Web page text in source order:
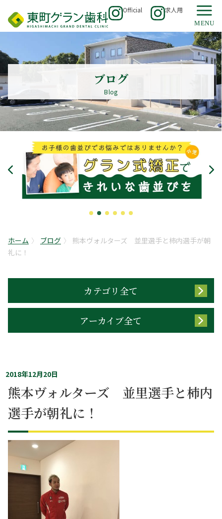
Official 求人用
ブログ
Blog
ホーム ブログ
熊本ヴォルターズ 並里選手と柿内選手が朝
礼に！
カテゴリ全て
アーカイブ全て
2018年12月20日
熊本ヴォルターズ 並里選手と柿内
選手が朝礼に！